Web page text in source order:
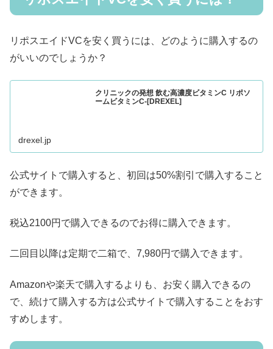
リポスエイドVCを安く買うには、どのように購入するの
がいいのでしょうか？
クリニックの発想 飲む高濃度ビタミンC リポソ
ームビタミンC-[DREXEL]
drexel.jp
公式サイトで購入すると、初回は50%割引で購入すること
ができます。
税込2100円で購入できるのでお得に購入できます。
二回目以降は定期で二箱で、7,980円で購入できます。
Amazonや楽天で購入するよりも、お安く購入できるの
で、続けて購入する方は公式サイトで購入することをおす
すめします。